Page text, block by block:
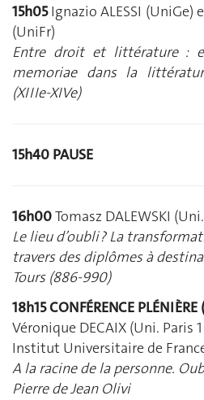
15h05Ignazio ALESSI (UniGe)
(UniFr)
Entre droit et littérature :
memoriae dans la
(XIIIe-XIVe)
15h40 PAUSE
16h00Tomasz DALEWSKI
Le lieu d’oubli ? La
travers des diplômes à
Tours (886-990)
18h15 CONFÉRENCE PLÉNIÈRE
Véronique DECAIX (Uni. Paris
Institut Universitaire de
A la racine de la personne.
Pierre de Jean Olivi